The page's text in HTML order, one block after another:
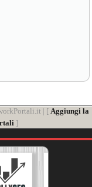
| [ Aggiungi la
]